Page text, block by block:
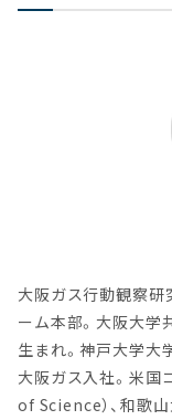
大阪ガス行動観察研
ーム本部。大阪大学
生まれ。神戸大学大
大阪ガス入社。米国
of Science）、和歌山